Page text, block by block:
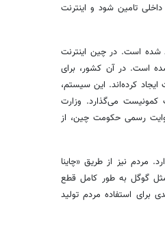
تامین شود و اینترنت
شده است. در چین اینترنت
است. در آن کشور، برای
کرده‌اند. این سیستم،
کمونیست می‌گذارد. وزارت
رسمی حکومت چین، از
مردم نیز از طریق «چاینا
گوگل به طور کامل قطع
استفاده مردم تولید